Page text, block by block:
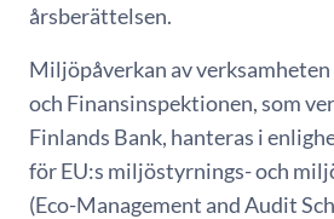
årsberättelsen.
Miljöpåverkan av verksamheten
och Finansinspektionen, som
Finlands Bank, hanteras i
för EU:s miljöstyrnings- och
(Eco-Management and Audit